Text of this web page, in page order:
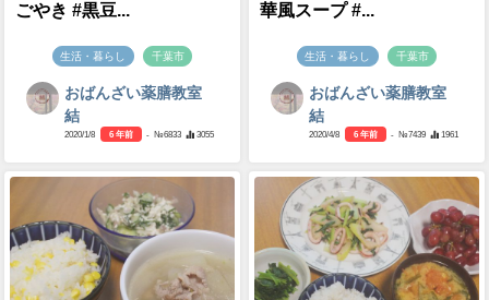
ごやき #黒豆...
生活・暮らし 千葉市
おばんざい薬膳教室
結
2020/1/8 6 年前 - №6833 3055
華風スープ #...
生活・暮らし 千葉市
おばんざい薬膳教室
結
2020/4/8 6 年前 - №7439 1961